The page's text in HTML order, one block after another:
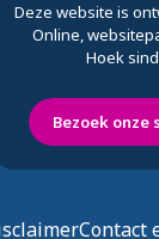
Deze website is
Online,
Hoek
Bezoek onze
Contact